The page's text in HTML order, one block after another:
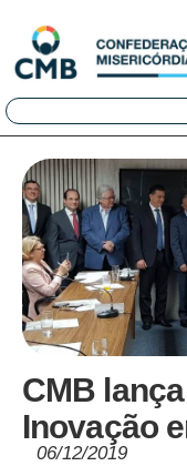
CMB
Inovação
06/12/2019